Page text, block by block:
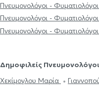
Πνευμονολόγοι -
Πνευμονολόγοι -
Πνευμονολόγοι -
Δημοφιλείς
Χεκίμογλου Μαρία